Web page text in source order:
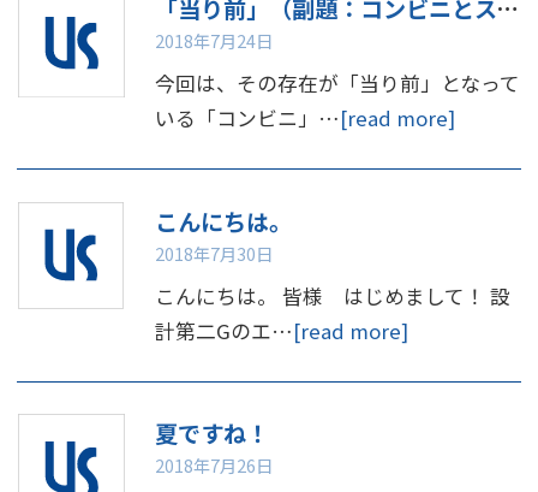
「当り前」（副題：コンビニとスマホ）について。
2018年7月24日
今回は、その存在が「当り前」となって
いる「コンビニ」…[read more]
こんにちは。
2018年7月30日
こんにちは。 皆様 はじめまして！ 設
計第二Gのエ…[read more]
夏ですね！
2018年7月26日